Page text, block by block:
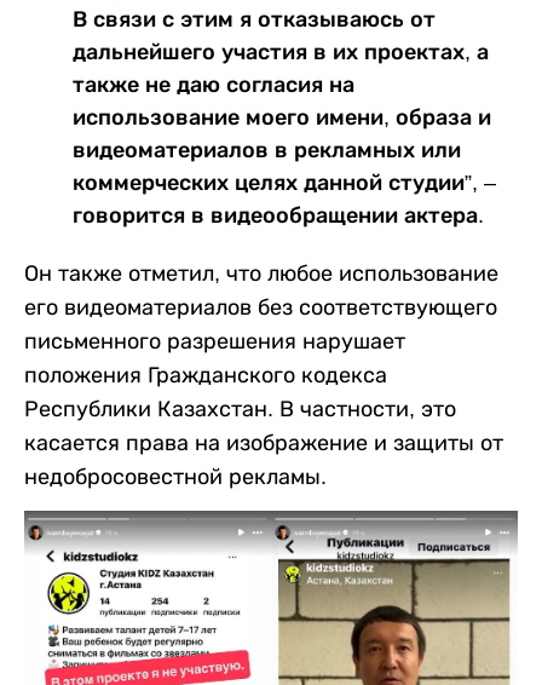
В связи с этим я отказываюсь от
дальнейшего участия в их проектах, а
также не даю согласия на
использование моего имени, образа и
видеоматериалов в рекламных или
коммерческих целях данной студии”, –
говорится в видеообращении актера.
Он также отметил, что любое использование
его видеоматериалов без соответствующего
письменного разрешения нарушает
положения Гражданского кодекса
Республики Казахстан. В частности, это
касается права на изображение и защиты от
недобросовестной рекламы.